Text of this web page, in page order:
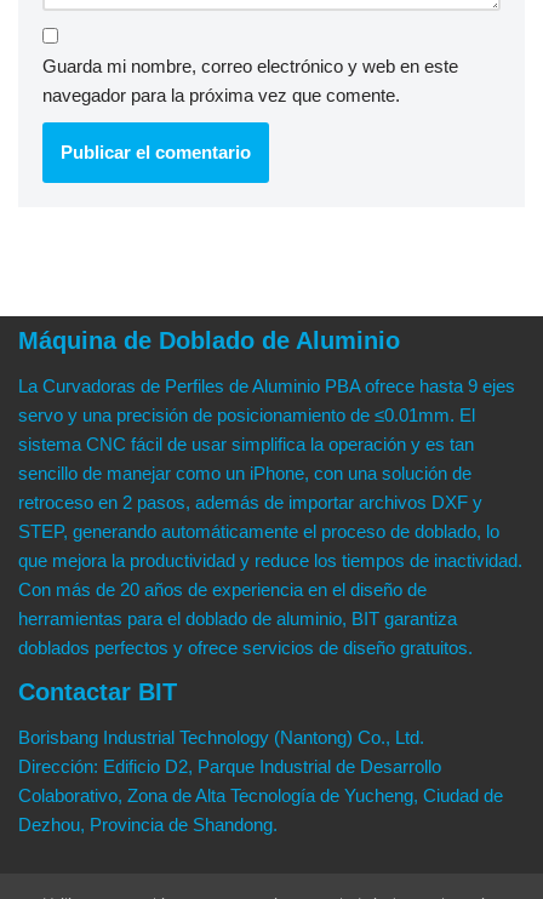
Guarda mi nombre, correo electrónico y web en este
navegador para la próxima vez que comente.
Máquina de Doblado de Aluminio
La Curvadoras de Perfiles de Aluminio PBA ofrece hasta 9 ejes
servo y una precisión de posicionamiento de ≤0.01mm. El
sistema CNC fácil de usar simplifica la operación y es tan
sencillo de manejar como un iPhone, con una solución de
retroceso en 2 pasos, además de importar archivos DXF y
STEP, generando automáticamente el proceso de doblado, lo
que mejora la productividad y reduce los tiempos de inactividad.
Con más de 20 años de experiencia en el diseño de
herramientas para el doblado de aluminio, BIT garantiza
doblados perfectos y ofrece servicios de diseño gratuitos.
Contactar BIT
Borisbang Industrial Technology (Nantong) Co., Ltd.
Dirección: Edificio D2, Parque Industrial de Desarrollo
Colaborativo, Zona de Alta Tecnología de Yucheng, Ciudad de
Dezhou, Provincia de Shandong.